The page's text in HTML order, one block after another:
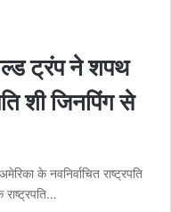
ट्रंप ने शपथ
शी जिनपिंग से
के नवनिर्वाचित राष्ट्रपति